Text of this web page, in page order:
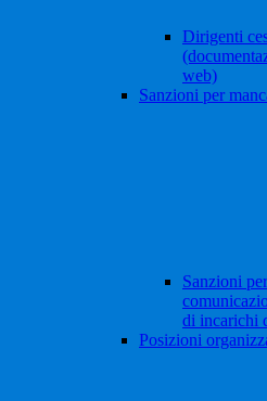
Dirigenti
web)
Sanzioni per
Sanzioni
di incarichi
Posizioni